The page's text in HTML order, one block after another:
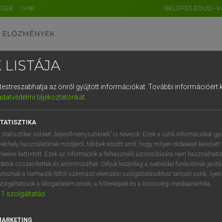
GYIK BELÉPÉS EDUID-
ELŐZMÉNYEK
szótár
VAN ELŐFIZETÉSED?
megtekintéséhez.
LISTÁJA
az önről gyűjtött információkat. További információért
tájékoztatónkat.
statisztikai sütiket „teljesítménysütiknek” is nevezik. Ezek a sütik információkat
használatának módjáról, többek között arról, hogy milyen oldalakat keresett
kattintott. Ezek az információk a felhasználó azonosítására nem
összesítettek és anonimizáltak. Céljuk kizárólag a weboldal funkcióinak
a harmadik féltől származó elemzési szolgáltatásokhoz tartozó sütik;
a látogatóelemzések, a hőtérképek és a közösségi médiaanalitika.
1 szolgáltatás
DE CN FR ES IT NL
1 2 3 4 5 6 7 8 9
q w e r t z u i
a s d f g h j k l é
í y x c v b n m , .